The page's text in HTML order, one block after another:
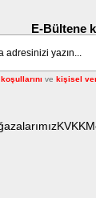
E-Bültene
ve kişisel
KVKK